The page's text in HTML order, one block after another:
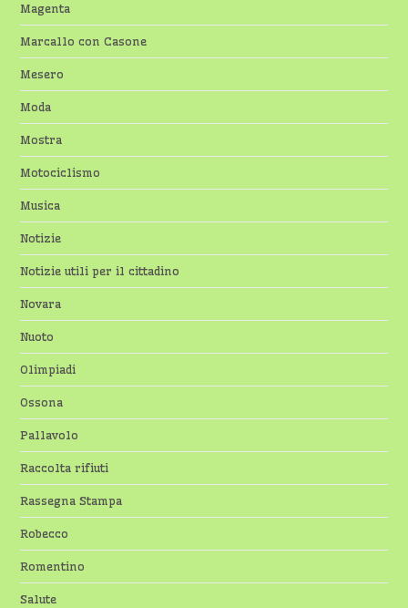
Magenta
Marcallo con Casone
Mesero
Moda
Mostra
Motociclismo
Musica
Notizie
Notizie utili per il cittadino
Novara
Nuoto
Olimpiadi
Ossona
Pallavolo
Raccolta rifiuti
Rassegna Stampa
Robecco
Romentino
Salute